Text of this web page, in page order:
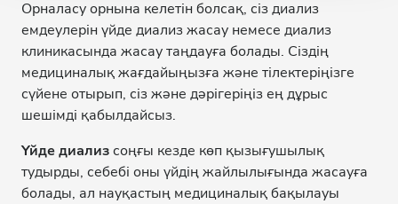
Орналасу орнына келетін болсақ, сіз диализ
емдеулерін үйде диализ жасау немесе диализ
клиникасында жасау таңдауға болады. Сіздің
медициналық жағдайыңызға және тілектеріңізге
сүйене отырып, сіз және дәрігеріңіз ең дұрыс
шешімді қабылдайсыз.
Үйде диализсоңғы кезде көп қызығушылық
тудырды, себебі оны үйдің жайлылығында жасауға
болады, ал науқастың медициналық бақылауы